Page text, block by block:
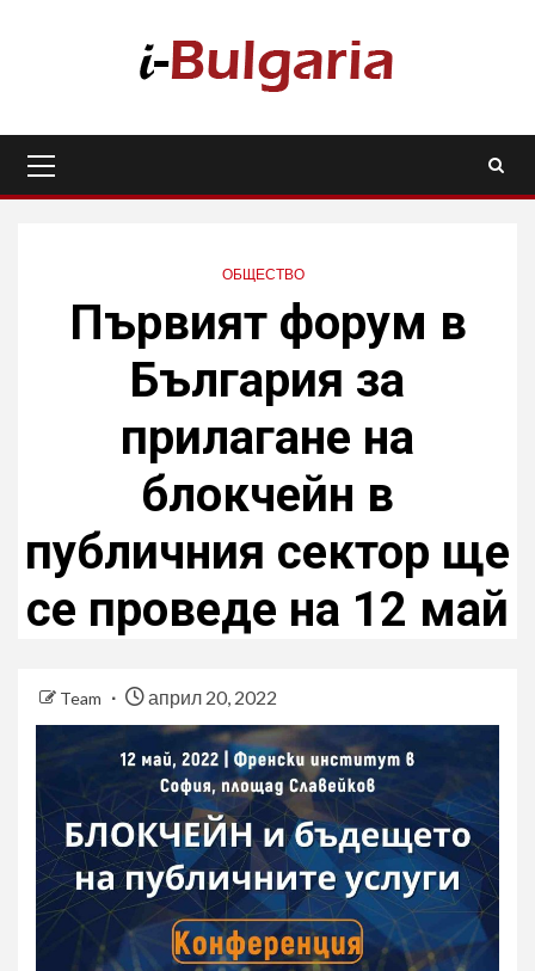
Menu
ОБЩЕСТВО
Първият форум в
България за
прилагане на
блокчейн в
публичния сектор ще
се проведе на 12 май
Team април 20, 2022